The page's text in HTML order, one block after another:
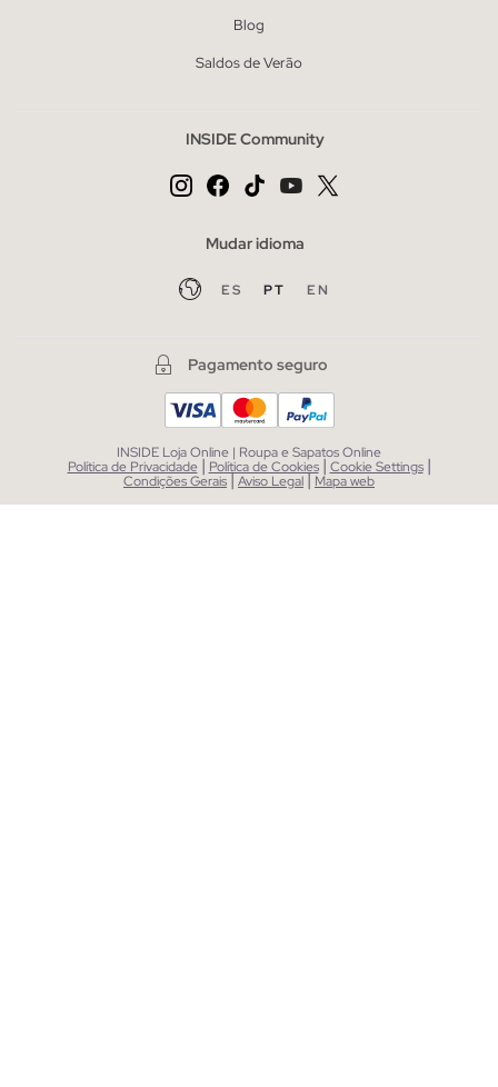
Blog
Saldos de Verão
INSIDE Community
Mudar idioma
ES PT EN
Pagamento seguro
INSIDE Loja Online | Roupa e Sapatos Online
Política de Privacidade | Política de Cookies | Cookie Settings |
Condições Gerais|Aviso Legal| Mapa web